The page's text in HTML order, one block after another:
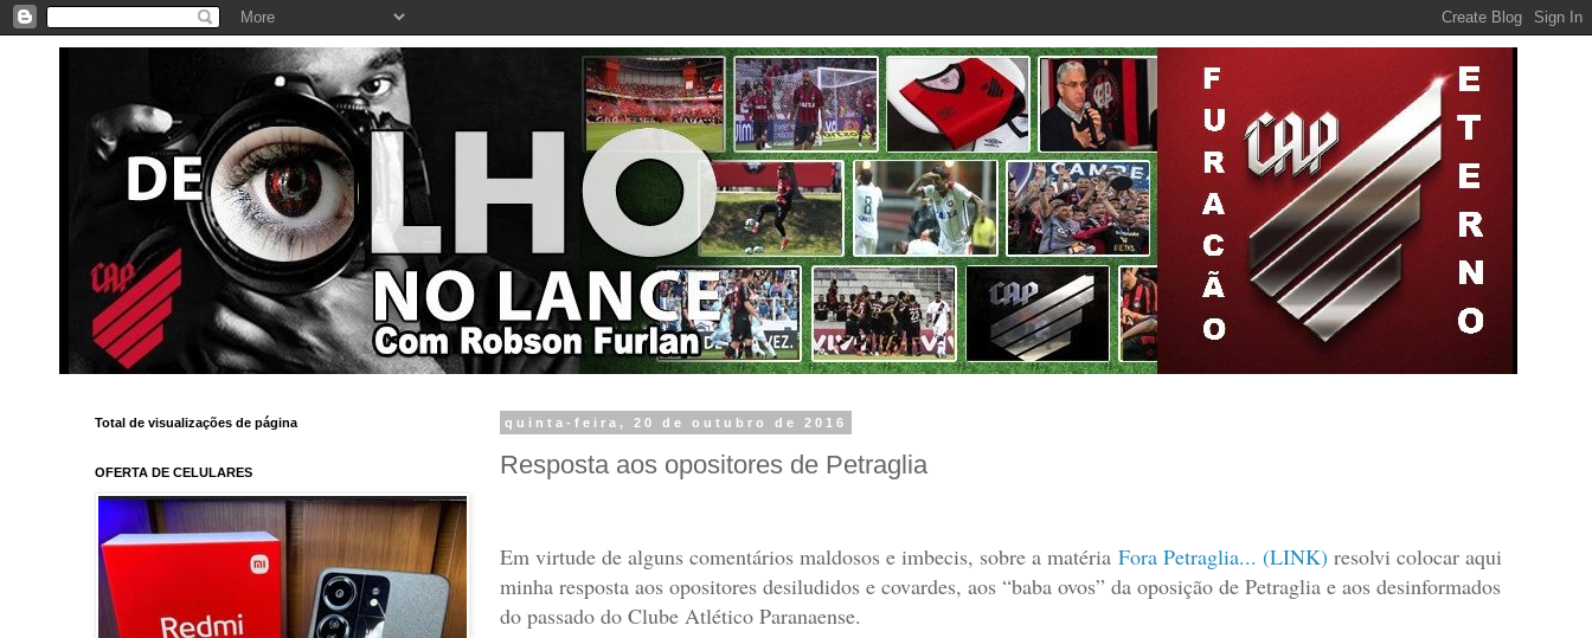
quinta-feira, 20 de outubro de 2016
Resposta aos opositores de Petraglia
Em virtude de alguns comentários maldosos e imbecis, sobre a matéria Fora Petraglia... (LINK) resolvi colocar aqui
minha resposta aos opositores desiludidos e covardes, aos “baba ovos” da oposição de Petraglia e aos desinformados
do passado do Clube Atlético Paranaense.
Total de visualizações de página
OFERTA DE CELULARES